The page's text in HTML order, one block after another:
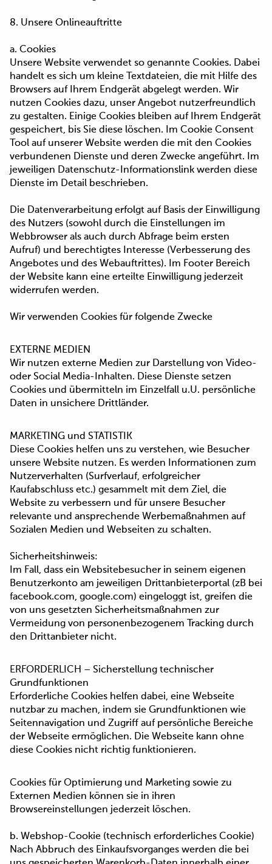
8. Unsere Onlineauftritte
a. Cookies
Unsere Website verwendet so genannte Cookies. Dabei
handelt es sich um kleine Textdateien, die mit Hilfe des
Browsers auf Ihrem Endgerät abgelegt werden. Wir
nutzen Cookies dazu, unser Angebot nutzerfreundlich
zu gestalten. Einige Cookies bleiben auf Ihrem Endgerät
gespeichert, bis Sie diese löschen. Im Cookie Consent
Tool auf unserer Website werden die mit den Cookies
verbundenen Dienste und deren Zwecke angeführt. Im
jeweiligen Datenschutz-Informationslink werden diese
Dienste im Detail beschrieben.
Die Datenverarbeitung erfolgt auf Basis der Einwilligung
des Nutzers (sowohl durch die Einstellungen im
Webbrowser als auch durch Abfrage beim ersten
Aufruf) und berechtigtes Interesse (Verbesserung des
Angebotes und des Webauftrittes). Im Footer Bereich
der Website kann eine erteilte Einwilligung jederzeit
widerrufen werden.
Wir verwenden Cookies für folgende Zwecke
EXTERNE MEDIEN
Wir nutzen externe Medien zur Darstellung von Video-
oder Social Media-Inhalten. Diese Dienste setzen
Cookies und übermitteln im Einzelfall u.U. persönliche
Daten in unsichere Drittländer.
MARKETING und STATISTIK
Diese Cookies helfen uns zu verstehen, wie Besucher
unsere Website nutzen. Es werden Informationen zum
Nutzerverhalten (Surfverlauf, erfolgreicher
Kaufabschluss etc.) gesammelt mit dem Ziel, die
Website zu verbessern und für unsere Besucher
relevante und ansprechende Werbemaßnahmen auf
Sozialen Medien und Webseiten zu schalten.
Sicherheitshinweis:
Im Fall, dass ein Websitebesucher in seinem eigenen
Benutzerkonto am jeweiligen Drittanbieterportal (zB bei
facebook.com, google.com) eingeloggt ist, greifen die
von uns gesetzten Sicherheitsmaßnahmen zur
Vermeidung von personenbezogenem Tracking durch
den Drittanbieter nicht.
ERFORDERLICH – Sicherstellung technischer
Grundfunktionen
Erforderliche Cookies helfen dabei, eine Webseite
nutzbar zu machen, indem sie Grundfunktionen wie
Seitennavigation und Zugriff auf persönliche Bereiche
der Webseite ermöglichen. Die Webseite kann ohne
diese Cookies nicht richtig funktionieren.
Cookies für Optimierung und Marketing sowie zu
Externen Medien können sie in ihren
Browsereinstellungen jederzeit löschen.
b. Webshop-Cookie (technisch erforderliches Cookie)
Nach Abbruch des Einkaufsvorganges werden die bei